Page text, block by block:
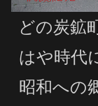
どの炭鉱
はや時代
昭和への